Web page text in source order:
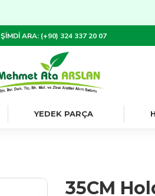
ŞIMDI ARA: (+90) 324 337 20 07
YEDEK PARÇA
35CM